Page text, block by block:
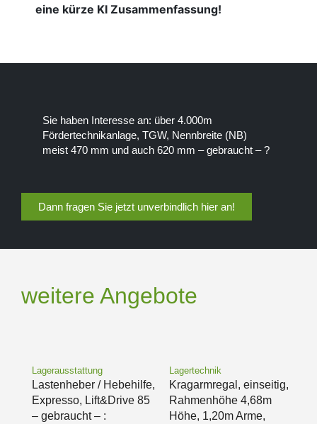
eine kürze KI Zusammenfassung!
Sie haben Interesse an: über 4.000m
Fördertechnikanlage, TGW, Nennbreite (NB)
meist 470 mm und auch 620 mm – gebraucht – ?
Dann fragen Sie jetzt unverbindlich hier an!
weitere Angebote
Lagerausstattung
Lastenheber / Hebehilfe,
Expresso, Lift&Drive 85
– gebraucht – :
Lagertechnik
Kragarmregal, einseitig,
Rahmenhöhe 4,68m
Höhe, 1,20m Arme,